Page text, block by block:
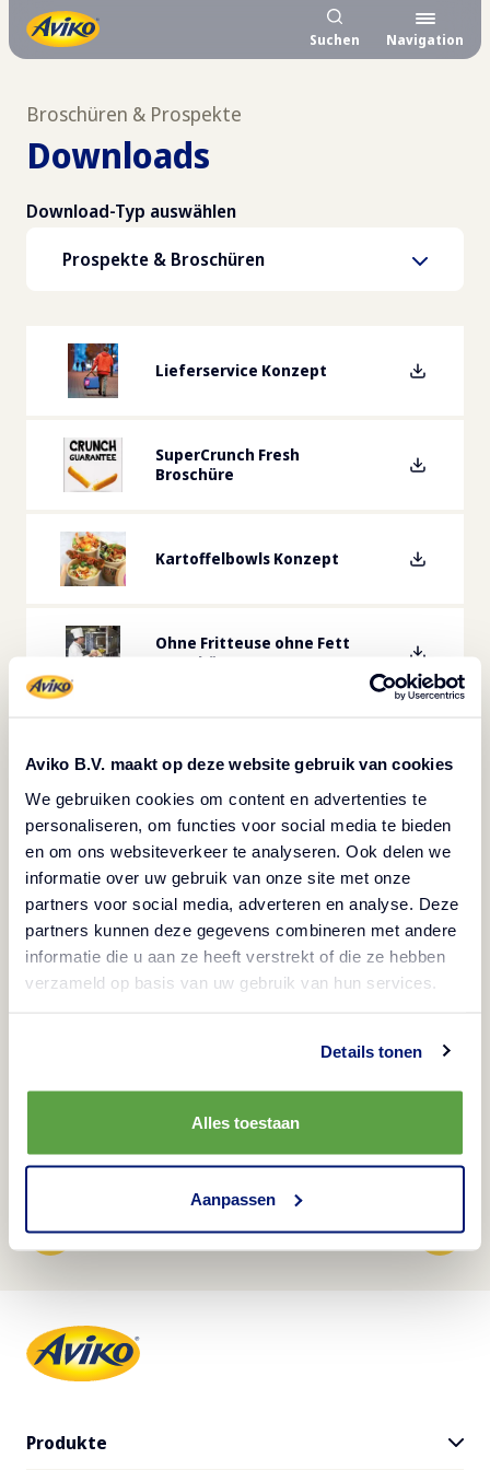
Aviko B.V. maakt op deze website gebruik van cookies
We gebruiken cookies om content en advertenties te
personaliseren, om functies voor social media te bieden
en om ons websiteverkeer te analyseren. Ook delen we
informatie over uw gebruik van onze site met onze
partners voor social media, adverteren en analyse. Deze
partners kunnen deze gegevens combineren met andere
informatie die u aan ze heeft verstrekt of die ze hebben
verzameld op basis van uw gebruik van hun services.
Details tonen
Alles toestaan
Aanpassen
Suchen Navigation
Broschüren & Prospekte
Downloads
Download-Typ auswählen
Prospekte & Broschüren
Lieferservice Konzept
SuperCrunch Fresh
Broschüre
Kartoffelbowls Konzept
Ohne Fritteuse ohne Fett
Broschüre
Wok & Co - so Asiatisch kann
Kartoffel
Aviko Oktoberfest Konzept
Aviko flying buffet Konzept
1 2
Produkte